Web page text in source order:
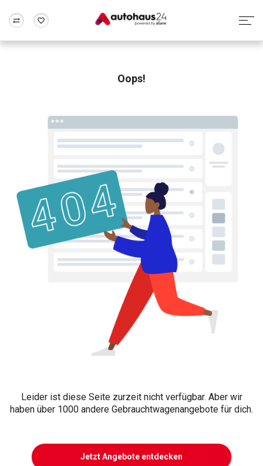
Rund um die Inzahlungnahme
Oops!
Leider ist diese Seite zurzeit nicht verfügbar. Aber wir
haben über 1000 andere Gebrauchtwagenangebote für dich.
Jetzt Angebote entdecken